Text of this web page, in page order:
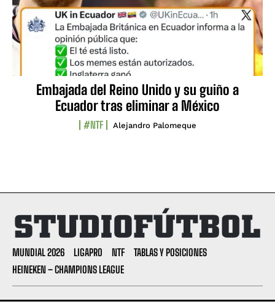
Embajada del Reino Unido y su guiño a
Ecuador tras eliminar a México
#NTF Alejandro Palomeque
MUNDIAL 2026 LIGAPRO NTF
TABLAS Y POSICIONES
HEINEKEN – CHAMPIONS LEAGUE